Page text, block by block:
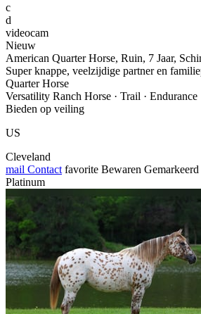
c
d
videocam
Nieuw
American Quarter Horse, Ruin, 7 Jaar,
Super knappe, veelzijdige partner en
Quarter Horse
Versatility Ranch Horse · Trail · Endurance
Bieden op veiling
US
Cleveland
mail Contact favorite Bewaren Gemarkeerd
Platinum